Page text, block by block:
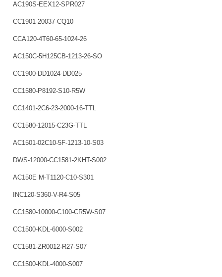
AC190S-EEX12-SPR027
CC1901-20037-CQ10
CCA120-4T60-65-1024-26
AC150C-5H125CB-1213-26-SO
CC1900-DD1024-DD025
CC1580-P8192-S10-R5W
CC1401-2C6-23-2000-16-TTL
CC1580-12015-C23G-TTL
AC1501-02C10-5F-1213-10-S03
DWS-12000-CC1581-2KHT-S002
AC150E M-T1120-C10-S301
INC120-S360-V-R4-S05
CC1580-10000-C100-CR5W-S07
CC1500-KDL-6000-S002
CC1581-ZR0012-R27-S07
CC1500-KDL-4000-S007